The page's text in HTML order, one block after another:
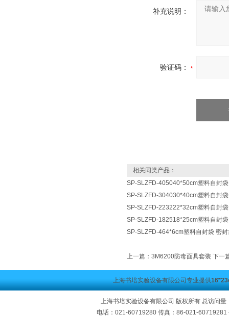
补充说明：
验证码：
相关同类产品：
SP-SLZFD-405040*50cm塑料自封
SP-SLZFD-304030*40cm塑料自封
SP-SLZFD-223222*32cm塑料自封
SP-SLZFD-182518*25cm塑料自封
SP-SLZFD-464*6cm塑料自封袋 密
上一篇： 3M6200防毒面具套装 下一
上海书培实验设备有限公司专业提供
上海书培实验设备有限公司 版权所有 总访问量
电话：021-60719280 传真：86-021-